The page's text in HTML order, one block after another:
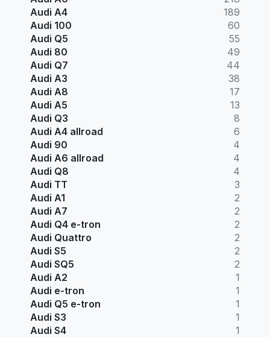
Audi A4
189
Audi 100
60
Audi Q5
55
Audi 80
49
Audi Q7
44
Audi A3
38
Audi A8
17
Audi A5
13
Audi Q3
8
Audi A4 allroad
6
Audi 90
4
Audi A6 allroad
4
Audi Q8
4
Audi TT
3
Audi A1
2
Audi A7
2
Audi Q4 e-tron
2
Audi Quattro
2
Audi S5
2
Audi SQ5
2
Audi A2
1
Audi e-tron
1
Audi Q5 e-tron
1
Audi S3
1
Audi S4
1